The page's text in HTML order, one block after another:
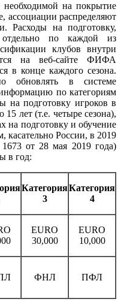
на покрытие
ассоциации распределяют
Расходы на подготовку,
отдельно по каждой из
клубов внутри
на веб-сайте ФИФА
в конце каждого сезона.
обновлять в системе
по категориям
на подготовку игроков в
15 лет (т.е. четыре сезона),
на подготовку и обучение
касательно России, в 2019
от 28 мая 2019 года)
в год:
Категория
3
Категория
4
EURO
30,000
EURO
10,000
ФНЛ ПФЛ